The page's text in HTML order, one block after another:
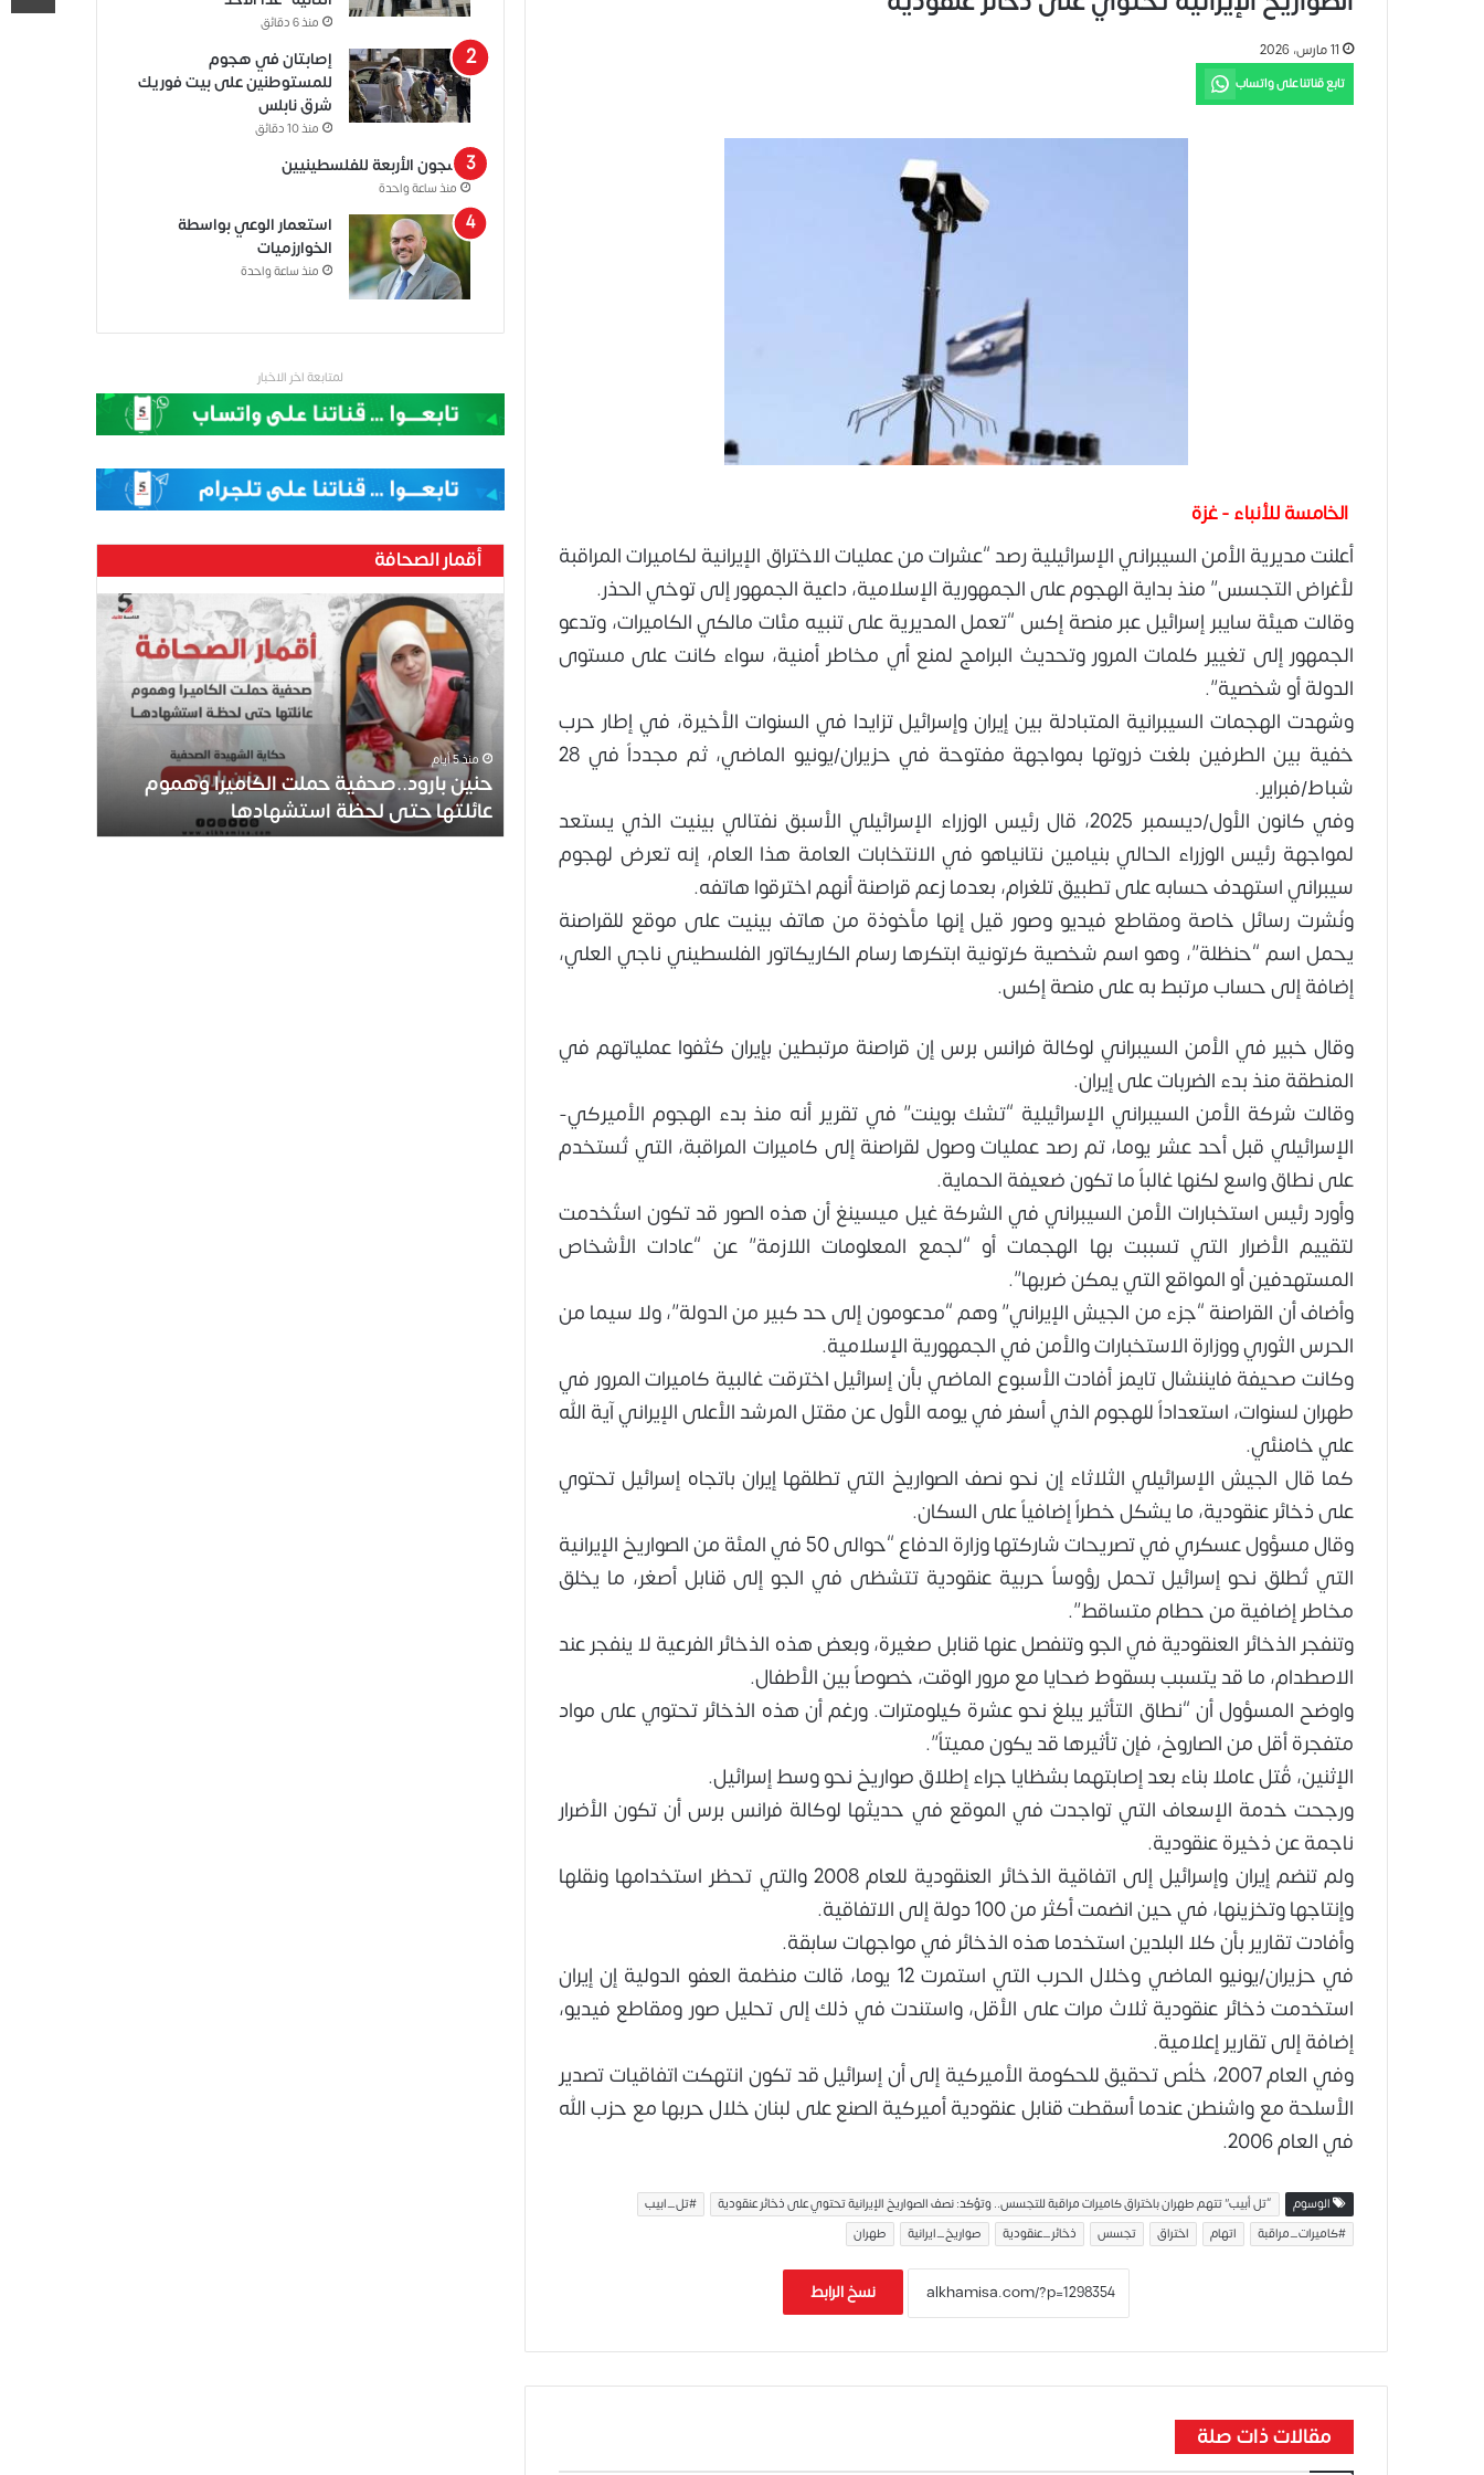
11 مارس، 2026
تابع قناتنا على واتساب
الخامسة للأنباء - غزة
أعلنت مديرية الأمن السيبراني الإسرائيلية رصد “عشرات من عمليات الاختراق الإيرانية لكاميرات المراقبة
لأغراض التجسس” منذ بداية الهجوم على الجمهورية الإسلامية، داعية الجمهور إلى توخي الحذر.
وقالت هيئة سايبر إسرائيل عبر منصة إكس “تعمل المديرية على تنبيه مئات مالكي الكاميرات، وتدعو
الجمهور إلى تغيير كلمات المرور وتحديث البرامج لمنع أي مخاطر أمنية، سواء كانت على مستوى
الدولة أو شخصية”.
وشهدت الهجمات السيبرانية المتبادلة بين إيران وإسرائيل تزايدا في السنوات الأخيرة، في إطار حرب
خفية بين الطرفين بلغت ذروتها بمواجهة مفتوحة في حزيران/يونيو الماضي، ثم مجدداً في 28
شباط/فبراير.
وفي كانون الأول/ديسمبر 2025، قال رئيس الوزراء الإسرائيلي الأسبق نفتالي بينيت الذي يستعد
لمواجهة رئيس الوزراء الحالي بنيامين نتانياهو في الانتخابات العامة هذا العام، إنه تعرض لهجوم
سيبراني استهدف حسابه على تطبيق تلغرام، بعدما زعم قراصنة أنهم اخترقوا هاتفه.
ونُشرت رسائل خاصة ومقاطع فيديو وصور قيل إنها مأخوذة من هاتف بينيت على موقع للقراصنة
يحمل اسم “حنظلة”، وهو اسم شخصية كرتونية ابتكرها رسام الكاريكاتور الفلسطيني ناجي العلي،
إضافة إلى حساب مرتبط به على منصة إكس.
وقال خبير في الأمن السيبراني لوكالة فرانس برس إن قراصنة مرتبطين بإيران كثفوا عملياتهم في
المنطقة منذ بدء الضربات على إيران.
وقالت شركة الأمن السيبراني الإسرائيلية “تشك بوينت” في تقرير أنه منذ بدء الهجوم الأميركي-
الإسرائيلي قبل أحد عشر يوما، تم رصد عمليات وصول لقراصنة إلى كاميرات المراقبة، التي تُستخدم
على نطاق واسع لكنها غالباً ما تكون ضعيفة الحماية.
وأورد رئيس استخبارات الأمن السيبراني في الشركة غيل ميسينغ أن هذه الصور قد تكون استُخدمت
لتقييم الأضرار التي تسببت بها الهجمات أو “لجمع المعلومات اللازمة” عن “عادات الأشخاص
المستهدفين أو المواقع التي يمكن ضربها”.
وأضاف أن القراصنة “جزء من الجيش الإيراني” وهم “مدعومون إلى حد كبير من الدولة”، ولا سيما من
الحرس الثوري ووزارة الاستخبارات والأمن في الجمهورية الإسلامية.
وكانت صحيفة فايننشال تايمز أفادت الأسبوع الماضي بأن إسرائيل اخترقت غالبية كاميرات المرور في
طهران لسنوات، استعداداً للهجوم الذي أسفر في يومه الأول عن مقتل المرشد الأعلى الإيراني آية الله
علي خامنئي.
كما قال الجيش الإسرائيلي الثلاثاء إن نحو نصف الصواريخ التي تطلقها إيران باتجاه إسرائيل تحتوي
على ذخائر عنقودية، ما يشكل خطراً إضافياً على السكان.
وقال مسؤول عسكري في تصريحات شاركتها وزارة الدفاع “حوالى 50 في المئة من الصواريخ الإيرانية
التي تُطلق نحو إسرائيل تحمل رؤوساً حربية عنقودية تتشظى في الجو إلى قنابل أصغر، ما يخلق
مخاطر إضافية من حطام متساقط”.
وتنفجر الذخائر العنقودية في الجو وتنفصل عنها قنابل صغيرة، وبعض هذه الذخائر الفرعية لا ينفجر عند
الاصطدام، ما قد يتسبب بسقوط ضحايا مع مرور الوقت، خصوصاً بين الأطفال.
واوضح المسؤول أن “نطاق التأثير يبلغ نحو عشرة كيلومترات. ورغم أن هذه الذخائر تحتوي على مواد
متفجرة أقل من الصاروخ، فإن تأثيرها قد يكون مميتاً”.
الإثنين، قُتل عاملا بناء بعد إصابتهما بشظايا جراء إطلاق صواريخ نحو وسط إسرائيل.
ورجحت خدمة الإسعاف التي تواجدت في الموقع في حديثها لوكالة فرانس برس أن تكون الأضرار
ناجمة عن ذخيرة عنقودية.
ولم تنضم إيران وإسرائيل إلى اتفاقية الذخائر العنقودية للعام 2008 والتي تحظر استخدامها ونقلها
وإنتاجها وتخزينها، في حين انضمت أكثر من 100 دولة إلى الاتفاقية.
وأفادت تقارير بأن كلا البلدين استخدما هذه الذخائر في مواجهات سابقة.
في حزيران/يونيو الماضي وخلال الحرب التي استمرت 12 يوما، قالت منظمة العفو الدولية إن إيران
استخدمت ذخائر عنقودية ثلاث مرات على الأقل، واستندت في ذلك إلى تحليل صور ومقاطع فيديو،
إضافة إلى تقارير إعلامية.
وفي العام 2007، خلُص تحقيق للحكومة الأميركية إلى أن إسرائيل قد تكون انتهكت اتفاقيات تصدير
الأسلحة مع واشنطن عندما أسقطت قنابل عنقودية أميركية الصنع على لبنان خلال حربها مع حزب الله
في العام 2006.
الوسوم “تل أبيب” تتهم طهران باختراق كاميرات مراقبة للتجسس.. وتؤكد: نصف الصواريخ الإيرانية تحتوي على ذخائر عنقودية
#تل_ابيب
#كاميرات_مراقبة
اتهام اختراق تجسس ذخائر_عنقودية صواريخ_ايرانية طهران
نسخ الرابط
مقالات ذات صلة
منذ 6 دقائق
إصابتان في هجوم
للمستوطنين على بيت فوريك
شرق نابلس
منذ 10 دقائق
السجون الأربعة للفلسطينيين
منذ ساعة واحدة
استعمار الوعي بواسطة
الخوارزميات
منذ ساعة واحدة
لمتابعة اخر الاخبار
أقمار الصحافة
حنين
بارود..صحفية
حملت
الكاميرا
وهموم
عائلتها
لحظة
استشهادها
منذ 5 أيام
حنين بارود..صحفية حملت الكاميرا وهموم
عائلتها حتى لحظة استشهادها